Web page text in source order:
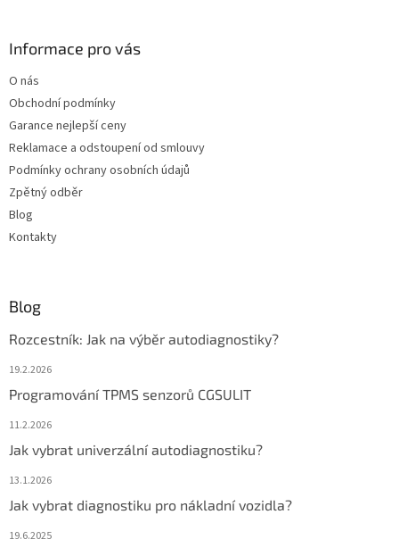
Informace pro vás
O nás
Obchodní podmínky
Garance nejlepší ceny
Reklamace a odstoupení od smlouvy
Podmínky ochrany osobních údajů
Zpětný odběr
Blog
Kontakty
Blog
Rozcestník: Jak na výběr autodiagnostiky?
19.2.2026
Programování TPMS senzorů CGSULIT
11.2.2026
Jak vybrat univerzální autodiagnostiku?
13.1.2026
Jak vybrat diagnostiku pro nákladní vozidla?
19.6.2025